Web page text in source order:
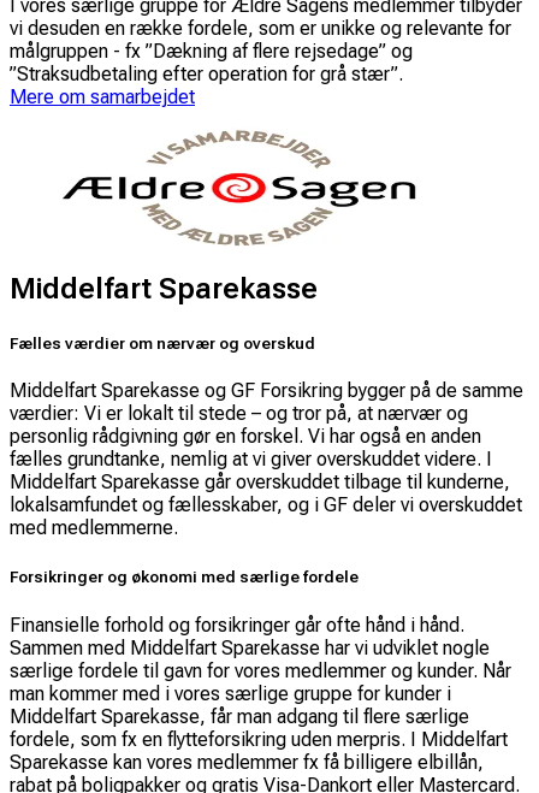
I vores særlige gruppe for Ældre Sagens medlemmer tilbyder
vi desuden en række fordele, som er unikke og relevante for
målgruppen - fx ”Dækning af flere rejsedage” og
”Straksudbetaling efter operation for grå stær”.
Mere om samarbejdet
Middelfart Sparekasse
Fælles værdier om nærvær og overskud
Middelfart Sparekasse og GF Forsikring bygger på de samme
værdier: Vi er lokalt til stede – og tror på, at nærvær og
personlig rådgivning gør en forskel. Vi har også en anden
fælles grundtanke, nemlig at vi giver overskuddet videre. I
Middelfart Sparekasse går overskuddet tilbage til kunderne,
lokalsamfundet og fællesskaber, og i GF deler vi overskuddet
med medlemmerne.
Forsikringer og økonomi med særlige fordele
Finansielle forhold og forsikringer går ofte hånd i hånd.
Sammen med Middelfart Sparekasse har vi udviklet nogle
særlige fordele til gavn for vores medlemmer og kunder. Når
man kommer med i vores særlige gruppe for kunder i
Middelfart Sparekasse, får man adgang til flere særlige
fordele, som fx en flytteforsikring uden merpris. I Middelfart
Sparekasse kan vores medlemmer fx få billigere elbillån,
rabat på boligpakker og gratis Visa-Dankort eller Mastercard.